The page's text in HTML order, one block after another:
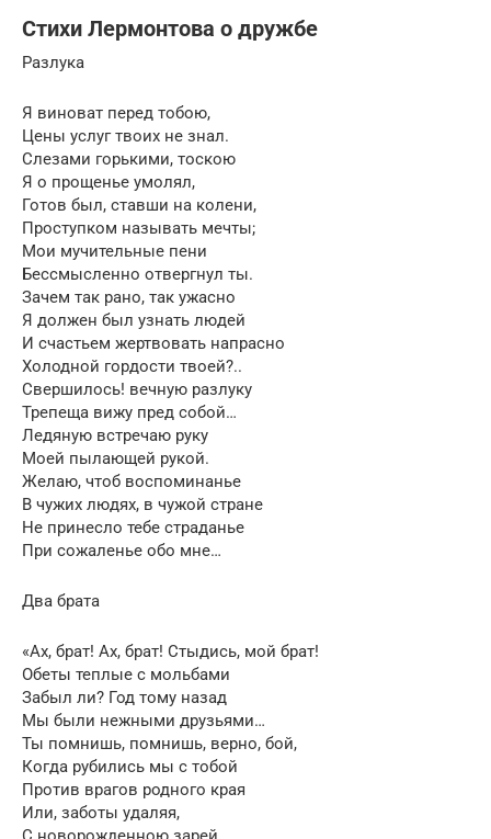
Стихи Лермонтова о дружбе
Разлука
Я виноват перед тобою,
Цены услуг твоих не знал.
Слезами горькими, тоскою
Я о прощенье умолял,
Готов был, ставши на колени,
Проступком называть мечты;
Мои мучительные пени
Бессмысленно отвергнул ты.
Зачем так рано, так ужасно
Я должен был узнать людей
И счастьем жертвовать напрасно
Холодной гордости твоей?..
Свершилось! вечную разлуку
Трепеща вижу пред собой…
Ледяную встречаю руку
Моей пылающей рукой.
Желаю, чтоб воспоминанье
В чужих людях, в чужой стране
Не принесло тебе страданье
При сожаленье обо мне…
Два брата
«Ах, брат! Ах, брат! Стыдись, мой брат!
Обеты теплые с мольбами
Забыл ли? Год тому назад
Мы были нежными друзьями…
Ты помнишь, помнишь, верно, бой,
Когда рубились мы с тобой
Против врагов родного края
Или, заботы удаляя,